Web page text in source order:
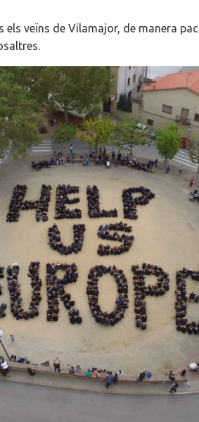
els veïns de Vilamajor, de manera